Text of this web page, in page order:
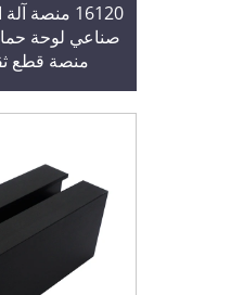
16120
صناعي لوحة
منصة قطع